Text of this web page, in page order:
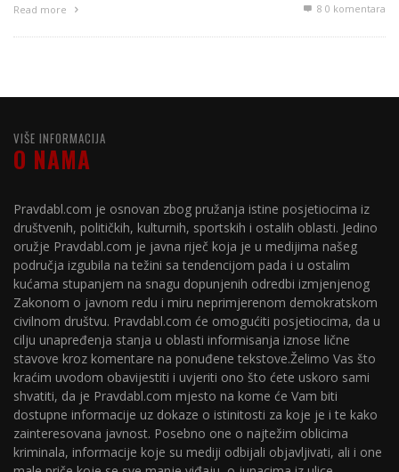
Read more 8 0 komentara
VIŠE INFORMACIJA
O NAMA
Pravdabl.com je osnovan zbog pružanja istine posjetiocima iz
društvenih, političkih, kulturnih, sportskih i ostalih oblasti. Jedino
oružje Pravdabl.com je javna riječ koja je u medijima našeg
područja izgubila na težini sa tendencijom pada i u ostalim
kućama stupanjem na snagu dopunjenih odredbi izmjenjenog
Zakonom o javnom redu i miru neprimjerenom demokratskom
civilnom društvu. Pravdabl.com će omogućiti posjetiocima, da u
cilju unapređenja stanja u oblasti informisanja iznose lične
stavove kroz komentare na ponuđene tekstove.Želimo Vas što
kraćim uvodom obavijestiti i uvjeriti ono što ćete uskoro sami
shvatiti, da je Pravdabl.com mjesto na kome će Vam biti
dostupne informacije uz dokaze o istinitosti za koje je i te kako
zainteresovana javnost. Posebno one o najtežim oblicima
kriminala, informacije koje su mediji odbijali objavljivati, ali i one